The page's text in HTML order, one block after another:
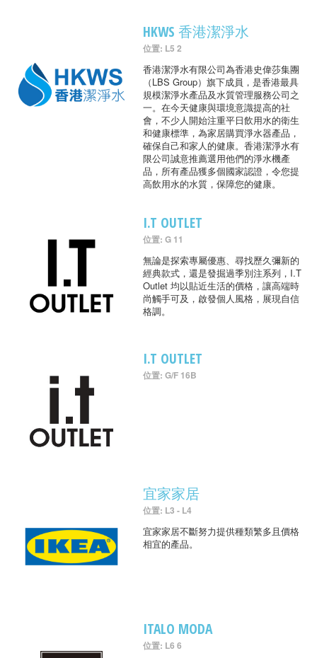
HKWS 香港潔淨水
位置: L5 2
香港潔淨水有限公司為香港史偉莎集團
（LBS Group）旗下成員，是香港最具
規模潔淨水產品及水質管理服務公司之
一。在今天健康與環境意識提高的社
會，不少人開始注重平日飲用水的衛生
和健康標準，為家居購買淨水器產品，
確保自己和家人的健康。香港潔淨水有
限公司誠意推薦選用他們的淨水機產
品，所有產品獲多個國家認證，令您提
高飲用水的水質，保障您的健康。
I.T OUTLET
位置: G 11
無論是探索專屬優惠、尋找歷久彌新的
經典款式，還是發掘過季別注系列，I.T
Outlet 均以貼近生活的價格，讓高端時
尚觸手可及，啟發個人風格，展現自信
格調。
I.T OUTLET
位置: G/F 16B
宜家家居
位置: L3 - L4
宜家家居不斷努力提供種類繁多且價格
相宜的產品。
ITALO MODA
位置: L6 6